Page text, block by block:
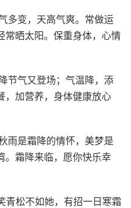
多变，天高气爽。常做运
常晒太阳。保重身体，心情
节气又登场；气温降，添
，加营养，身体健康放心
雨是霜降的情怀，美梦是
。霜降来临，愿你快乐幸
青松不如她，有招一日寒霜